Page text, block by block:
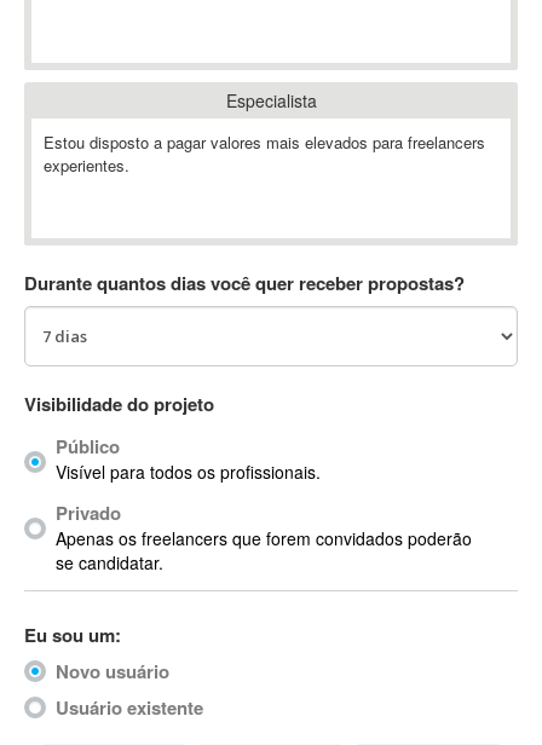
Ableton
Ableton Push
Abstract
AC3
ACID Pro
ACPI
Acrobat
Acrobat X
Acronis
ACT
Actimize
ActionScript
ActionScript 3
Especialista
Estou disposto a pagar valores mais elevados para freelancers
experientes.
Durante quantos dias você quer receber propostas?
Visibilidade do projeto
Público
Visível para todos os profissionais.
Privado
Apenas os freelancers que forem convidados poderão
se candidatar.
Eu sou um:
Novo usuário
Usuário existente